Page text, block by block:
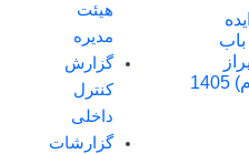
باب
هیئت
مدیره
گزارش
کنترل
داخلی
گزارشات